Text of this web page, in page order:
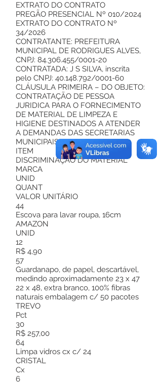
EXTRATO DO CONTRATO
PREGÃO PRESENCIAL Nº 010/2024
EXTRATO DO CONTRATO Nº
34/2026
CONTRATANTE: PREFEITURA
MUNICIPAL DE RODRIGUES ALVES,
CNPJ: 84.306.455/0001-20
CONTRATADA: J S SILVA, inscrita
pelo CNPJ: 40.148.792/0001-60
CLÁUSULA PRIMEIRA – DO OBJETO:
CONTRATAÇÃO DE PESSOA
JURIDICA PARA O FORNECIMENTO
DE MATERIAL DE LIMPEZA E
HIGIENE DESTINADOS A ATENDER
A DEMANDAS DAS SECRETARIAS
MUNICIPAIS.
ITEM
DISCRIMINAÇÃO DO MATERIAL
MARCA
UNID
QUANT
VALOR UNITÁRIO
44
Escova para lavar roupa, 16cm
AMAZON
UNID
12
R$ 4,90
57
Guardanapo, de papel, descartável,
medindo aproximadamente 23 x 47
22 x 48, extra branco, 100% fibras
naturais embalagem c/ 50 pacotes
TREVO
Pct
30
R$ 257,00
64
Limpa vidros cx c/ 24
CRISTAL
Cx
6